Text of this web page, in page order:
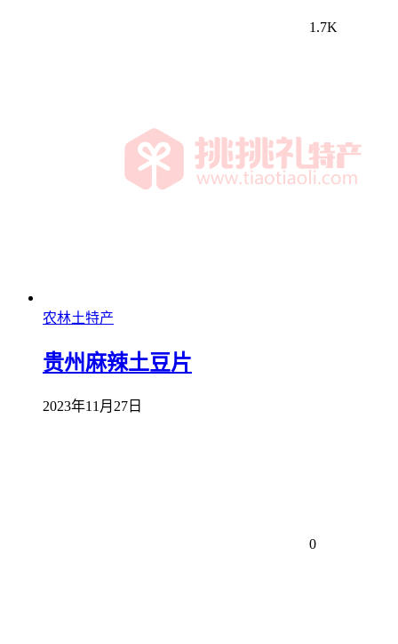
1.7K
农林土特产
贵州麻辣土豆片
2023年11月27日
0